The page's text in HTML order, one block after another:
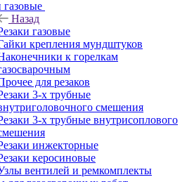
газовые
Назад
газовые
крепления мундштуков
к горелкам
для резаков
3-х трубные
смешения
3-х трубные внутрисоплового
инжекторные
керосиновые
вентилей и ремкомплекты